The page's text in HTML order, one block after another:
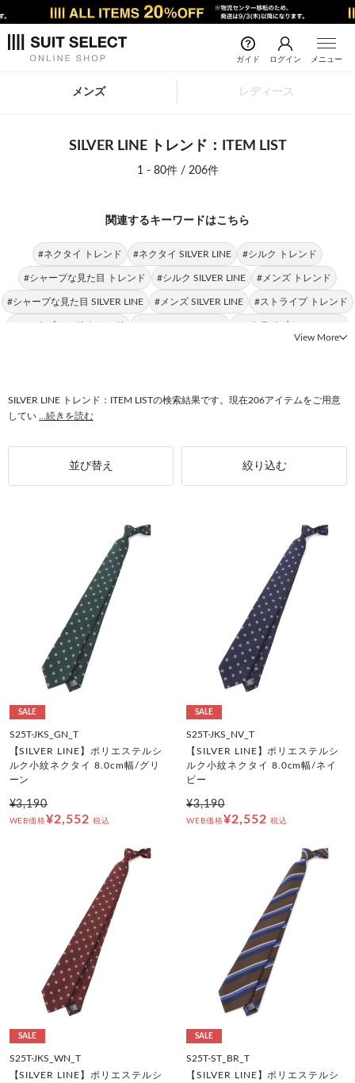
ガイド ログイン メニュー
メンズ レディース
SILVER LINE トレンド：ITEM LIST
1 - 80件 / 206件
関連するキーワードはこちら
#ネクタイ トレンド #ネクタイ SILVER LINE #シルク トレンド
#シャープな見た目 トレンド #シルク SILVER LINE #メンズ トレンド
#シャープな見た目 SILVER LINE #メンズ SILVER LINE #ストライプ トレンド
#シルクブレンド トレンド #ストライプ SILVER LINE
#クラシカルな装い SILVER LINE #個性を演出 トレンド
View More
SILVER LINE トレンド：ITEM LISTの検索結果です。現在206アイテムをご用意
してい
...続きを読む
並び替え 絞り込む
SALE
S25T-JKS_GN_T
【SILVER LINE】ポリエステルシ
ルク小紋ネクタイ 8.0cm幅/グリ
ーン
¥3,190
WEB価格¥2,552 税込
SALE
S25T-JKS_NV_T
【SILVER LINE】ポリエステルシ
ルク小紋ネクタイ 8.0cm幅/ネイ
ビー
¥3,190
WEB価格¥2,552 税込
SALE
S25T-JKS_WN_T
【SILVER LINE】ポリエステルシ
SALE
S25T-ST_BR_T
【SILVER LINE】ポリエステルシ